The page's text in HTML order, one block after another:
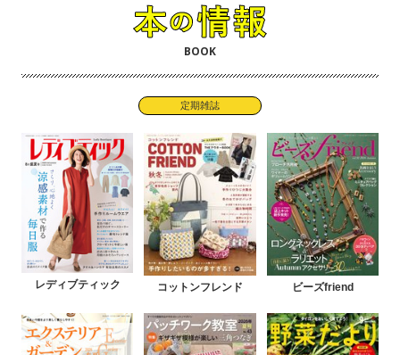
BOOK
定期雑誌
レディブティック コットンフレンド ビーズfriend